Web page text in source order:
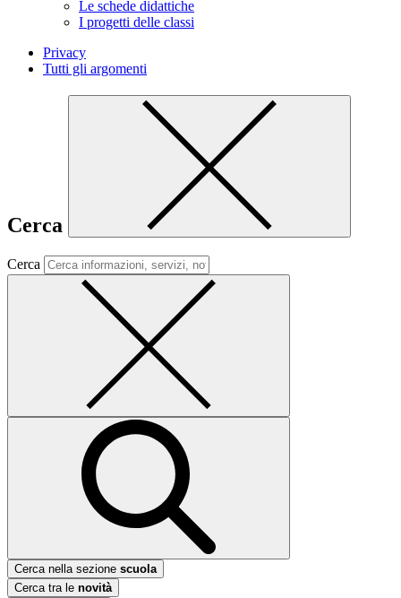
Le schede didattiche
I progetti delle classi
Privacy
Tutti gli argomenti
Cerca
Cerca
Cerca nella sezione scuola
Cerca tra le novità